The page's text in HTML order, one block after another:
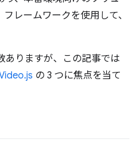
レームワークを使用して、
ありますが、この記事では
の 3 つに焦点を当て